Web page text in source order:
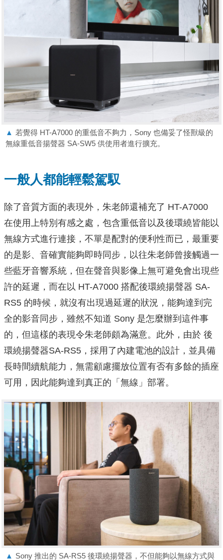
▲ 若覺得 HT-A7000 的重低音不夠力，Sony 也備妥了怪獸級的
無線重低音揚聲器 SA-SW5 供使用者進行擴充。
一般人都能輕鬆駕馭
除了音質方面的表現外，朱老師還補充了 HT-A7000
在使用上特別有感之處，包含重低音以及後環繞皆能以
無線方式進行連接，不單是配對的便利性而已，最重要
的是影、音確實能夠即時同步，以往朱老師曾接觸過一
些藍牙音響系統，但在聲音與影像上無可避免會出現些
許的延遲，而在以 HT-A7000 搭配後環繞揚聲器 SA-
RS5 的時候，就沒有出現過延遲的狀況，能夠達到完
全的影音同步，雖然不知道 Sony 是怎麼辦到這件事
的，但這樣的表現令朱老師頗為滿意。此外，由於 後
環繞揚聲器SA-RS5，採用了內建電池的設計，並具備
長時間續航能力，無需顧慮擺放位置有否有多餘的插座
可用，因此能夠達到真正的「無線」部署。
▲ Sony 推出的 SA-RS5 後環繞揚聲器，不但能夠以無線方式與